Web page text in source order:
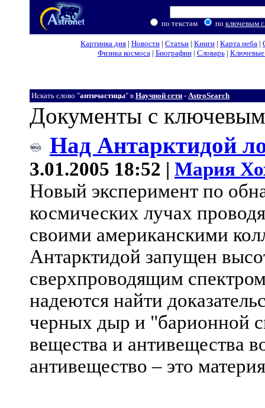
по текстам по ключевым
Картинка дня | Новости | Статьи | Книги | Карта неба |
Физика космоса| Биографии| Словарь| Ключевые
Искать слово "античастицы" в Научной сети - AstroSearch
Документы с
Над Антарктидой
3.01.2005 18:52 | Мария
Новый эксперимент по
космических лучах
своими американскими
Антарктидой запущен
сверхпроводящим
надеются найти
черных дыр и "барионной
вещества и антивещества
антивещество – это